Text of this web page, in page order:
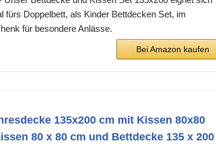
fürs Doppelbett, als Kinder Bettdecken Set, im
für besondere Anlässe.
Bei Amazon kaufen
135x200 cm mit Kissen 80x80
80 x 80 cm und Bettdecke 135 x 200